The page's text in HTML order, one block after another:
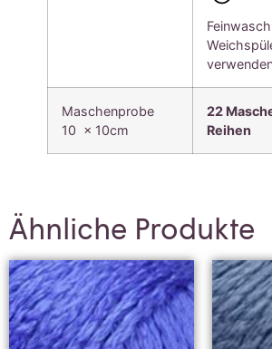
Maschenprobe
10 x 10cm
22
Reihen
Ähnliche Produkte